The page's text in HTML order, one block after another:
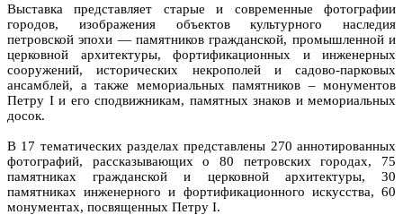
Выставка представляет старые и современные фотографии
городов, изображения объектов культурного наследия
петровской эпохи — памятников гражданской, промышленной и
церковной архитектуры, фортификационных и инженерных
сооружений, исторических некрополей и садово-парковых
ансамблей, а также мемориальных памятников – монументов
Петру I и его сподвижникам, памятных знаков и мемориальных
досок.
В 17 тематических разделах представлены 270 аннотированных
фотографий, рассказывающих о 80 петровских городах, 75
памятниках гражданской и церковной архитектуры, 30
памятниках инженерного и фортификационного искусства, 60
монументах, посвященных Петру I.